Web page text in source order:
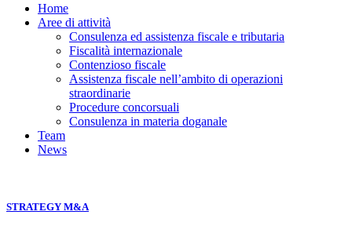
Home
Aree di attività
Consulenza ed assistenza fiscale e tributaria
Fiscalità internazionale
Contenzioso fiscale
Assistenza fiscale nell’ambito di operazioni
straordinarie
Procedure concorsuali
Consulenza in materia doganale
Team
News
STRATEGY M&A